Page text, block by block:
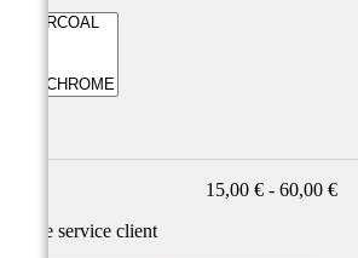
15,00 € - 60,00 €
Notre service client